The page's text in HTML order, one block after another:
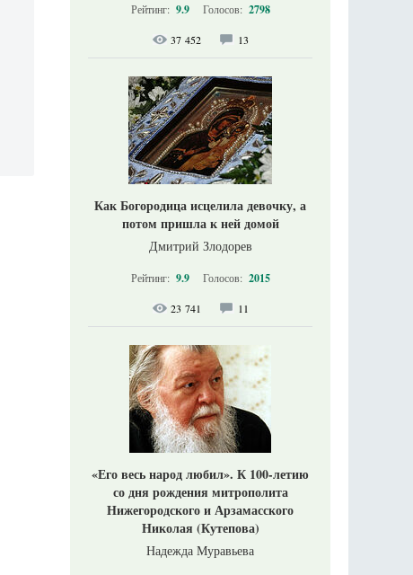
Рейтинг: 9.9 Голосов: 2798
37 452 13
Как Богородица исцелила девочку, а
потом пришла к ней домой
Дмитрий Злодорев
Рейтинг: 9.9 Голосов: 2015
23 741 11
«Его весь народ любил». К 100-летию
со дня рождения митрополита
Нижегородского и Арзамасского
Николая (Кутепова)
Надежда Муравьева